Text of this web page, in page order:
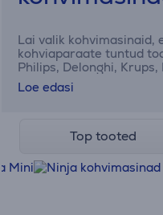
Lai valik kohvimasinaid,
kohviaparaate tuntud
Philips, Delonghi,
kohvioad ja -kapslid
Loe edasi
Top tooted